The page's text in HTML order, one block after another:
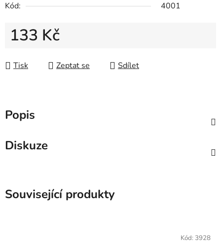
Kód:
4001
133 Kč
Tisk
Zeptat se Sdílet
Popis
Diskuze
Související produkty
Kód: 3928